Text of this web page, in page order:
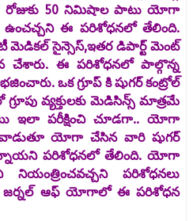
రోజుకు 50 నిమిషాల పాటు యోగా
ఉంచచ్చని ఈ పరిశోధనలో తేలింది.
మెడికల్ సైన్సెస్,ఇతర డిపార్ట్ మెంట్
చేశారు. ఈ పరిశోధనలో పాల్గొన్న
ఒక గ్రూప్ కి షుగర్ కంట్రోల్
వ్యక్తులకు మెడిసిన్స్ మాత్రమే
ఇలా పరీక్షించి చూడగా.. యోగా
యోగా చేసిన వారి షుగర్
పరిశోధనలో తేలింది. యోగా
పరిశోధనలు
జర్నల్ ఆఫ్ యోగాలో ఈ పరిశోధన